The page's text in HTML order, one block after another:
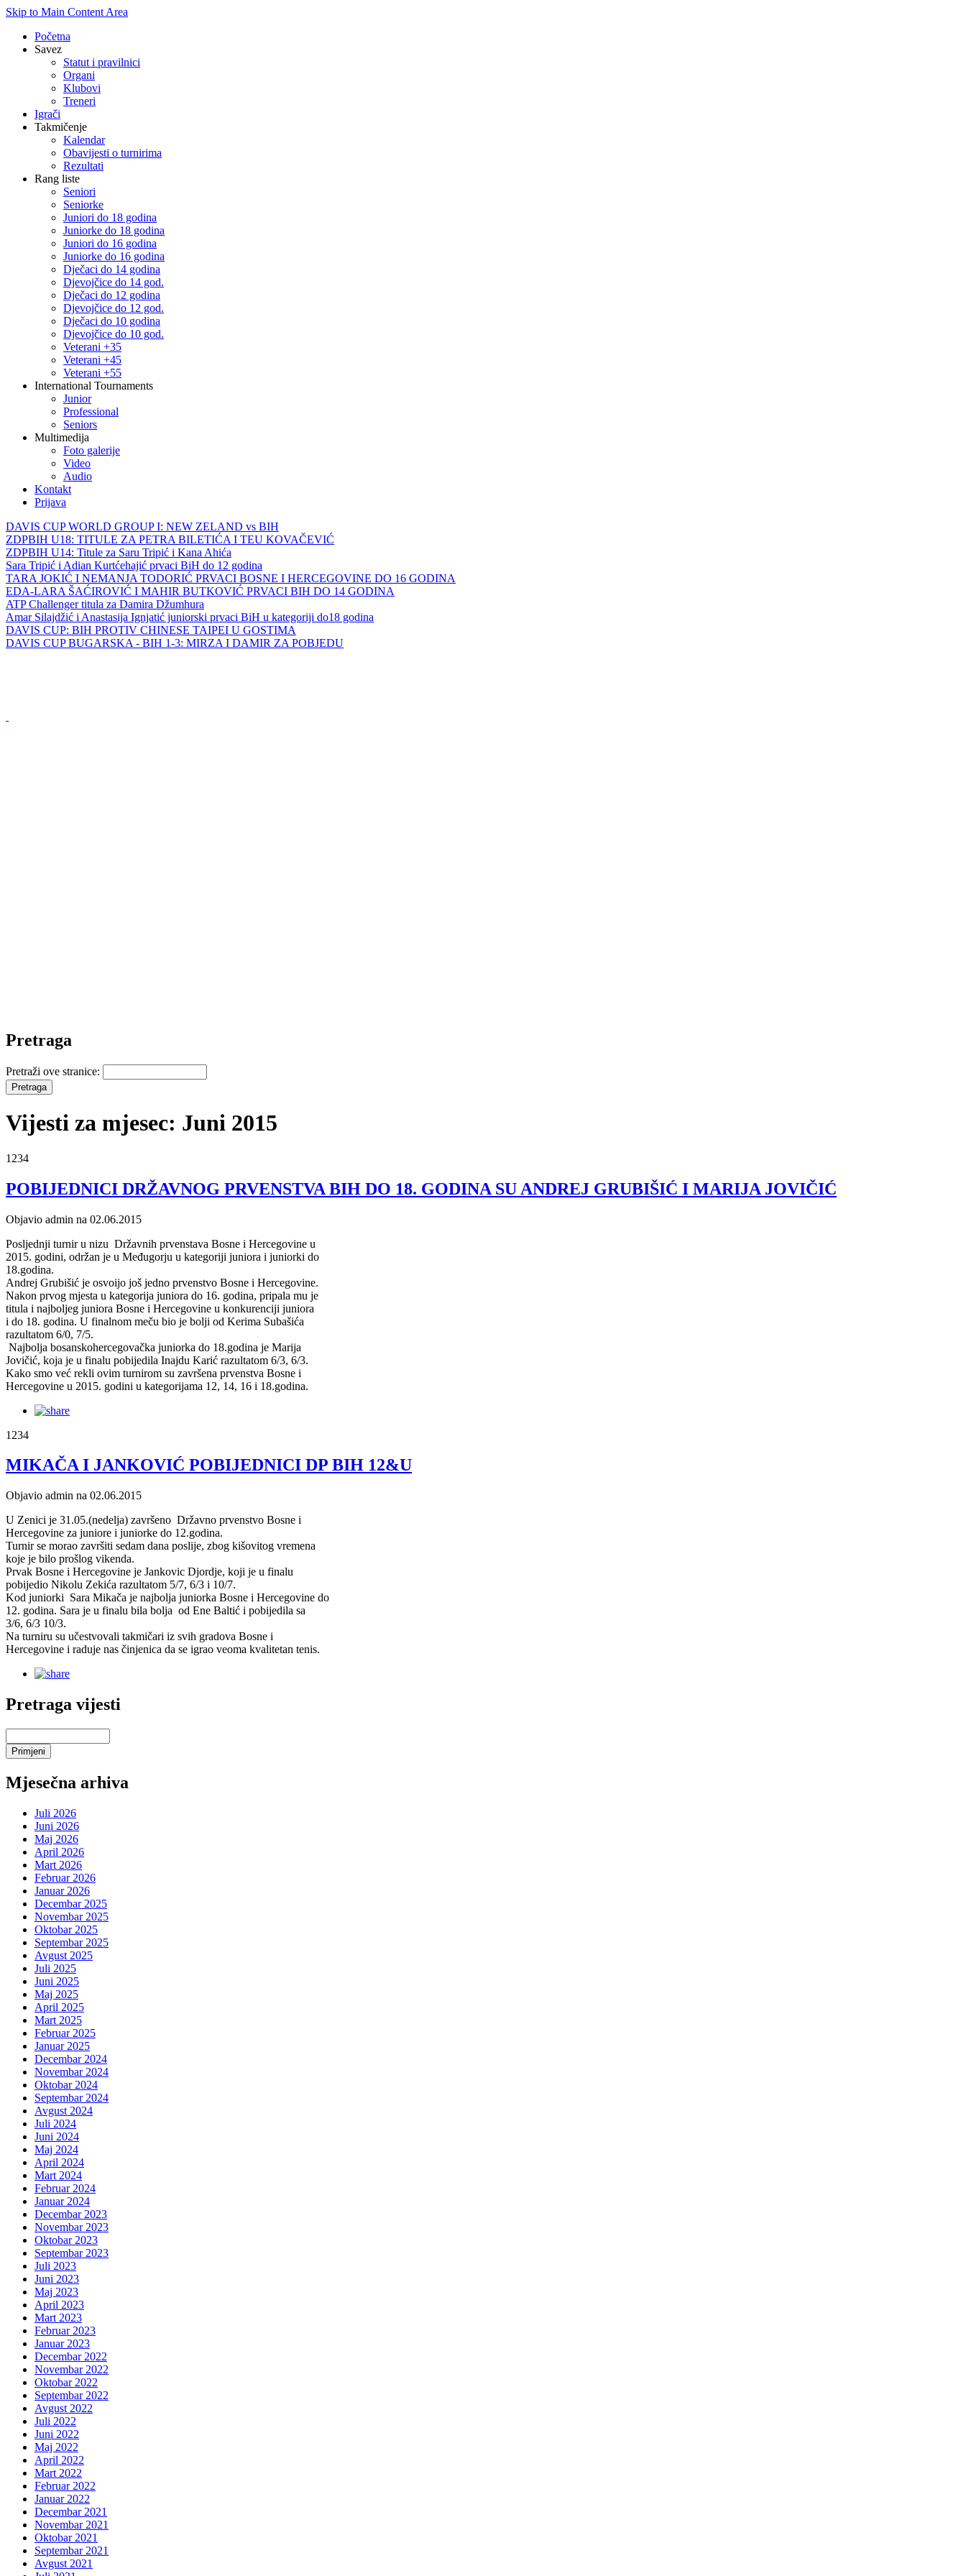
Skip to Main Content Area
Početna
Savez
Statut i pravilnici
Organi
Klubovi
Treneri
Igrači
Takmičenje
Kalendar
Obavijesti o turnirima
Rezultati
Rang liste
Seniori
Seniorke
Juniori do 18 godina
Juniorke do 18 godina
Juniori do 16 godina
Juniorke do 16 godina
Dječaci do 14 godina
Djevojčice do 14 god.
Dječaci do 12 godina
Djevojčice do 12 god.
Dječaci do 10 godina
Djevojčice do 10 god.
Veterani +35
Veterani +45
Veterani +55
International Tournaments
Junior
Professional
Seniors
Multimedija
Foto galerije
Video
Audio
Kontakt
Prijava
DAVIS CUP WORLD GROUP I: NEW ZELAND vs BIH
ZDPBIH U18: TITULE ZA PETRA BILETIĆA I TEU KOVAČEVIĆ
ZDPBIH U14: Titule za Saru Tripić i Kana Ahića
Sara Tripić i Adian Kurtćehajić prvaci BiH do 12 godina
TARA JOKIĆ I NEMANJA TODORIĆ PRVACI BOSNE I HERCEGOVINE DO 16 GODINA
EDA-LARA ŠAĆIROVIĆ I MAHIR BUTKOVIĆ PRVACI BIH DO 14 GODINA
ATP Challenger titula za Damira Džumhura
Amar Silajdžić i Anastasija Ignjatić juniorski prvaci BiH u kategoriji do18 godina
DAVIS CUP: BIH PROTIV CHINESE TAIPEI U GOSTIMA
DAVIS CUP BUGARSKA - BIH 1-3: MIRZA I DAMIR ZA POBJEDU
Pretraga
Pretraži ove stranice:
Vijesti za mjesec: Juni 2015
1234
POBIJEDNICI DRŽAVNOG PRVENSTVA BIH DO 18. GODINA SU ANDREJ GRUBIŠIĆ I MARIJA JOVIČIĆ
Objavio admin na 02.06.2015
Posljednji turnir u nizu Državnih prvenstava Bosne i Hercegovine u
2015. godini, održan je u Međugorju u kategoriji juniora i juniorki do
18.godina.
Andrej Grubišić je osvoijo još jedno prvenstvo Bosne i Hercegovine.
Nakon prvog mjesta u kategorija juniora do 16. godina, pripala mu je
titula i najboljeg juniora Bosne i Hercegovine u konkurenciji juniora
i do 18. godina. U finalnom meču bio je bolji od Kerima Subašića
razultatom 6/0, 7/5.
Najbolja bosanskohercegovačka juniorka do 18.godina je Marija
Jovičić, koja je u finalu pobijedila Inajdu Karić razultatom 6/3, 6/3.
Kako smo već rekli ovim turnirom su završena prvenstva Bosne i
Hercegovine u 2015. godini u kategorijama 12, 14, 16 i 18.godina.
1234
MIKAČA I JANKOVIĆ POBIJEDNICI DP BIH 12&U
Objavio admin na 02.06.2015
U Zenici je 31.05.(nedelja) završeno Državno prvenstvo Bosne i
Hercegovine za juniore i juniorke do 12.godina.
Turnir se morao završiti sedam dana poslije, zbog kišovitog vremena
koje je bilo prošlog vikenda.
Prvak Bosne i Hercegovine je Jankovic Djordje, koji je u finalu
pobijedio Nikolu Zekića razultatom 5/7, 6/3 i 10/7.
Kod juniorki Sara Mikača je najbolja juniorka Bosne i Hercegovine do
12. godina. Sara je u finalu bila bolja od Ene Baltić i pobijedila sa
3/6, 6/3 10/3.
Na turniru su učestvovali takmičari iz svih gradova Bosne i
Hercegovine i raduje nas činjenica da se igrao veoma kvalitetan tenis.
Pretraga vijesti
Mjesečna arhiva
Juli 2026
Juni 2026
Maj 2026
April 2026
Mart 2026
Februar 2026
Januar 2026
Decembar 2025
Novembar 2025
Oktobar 2025
Septembar 2025
Avgust 2025
Juli 2025
Juni 2025
Maj 2025
April 2025
Mart 2025
Februar 2025
Januar 2025
Decembar 2024
Novembar 2024
Oktobar 2024
Septembar 2024
Avgust 2024
Juli 2024
Juni 2024
Maj 2024
April 2024
Mart 2024
Februar 2024
Januar 2024
Decembar 2023
Novembar 2023
Oktobar 2023
Septembar 2023
Juli 2023
Juni 2023
Maj 2023
April 2023
Mart 2023
Februar 2023
Januar 2023
Decembar 2022
Novembar 2022
Oktobar 2022
Septembar 2022
Avgust 2022
Juli 2022
Juni 2022
Maj 2022
April 2022
Mart 2022
Februar 2022
Januar 2022
Decembar 2021
Novembar 2021
Oktobar 2021
Septembar 2021
Avgust 2021